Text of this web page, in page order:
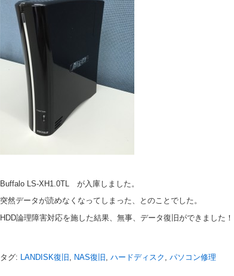
Buffalo LS-XH1.0TL が入庫しました。
突然データが読めなくなってしまった、とのことでした。
HDD論理障害対応を施した結果、無事、データ復旧ができました！
タグ: LANDISK復旧 , NAS復旧 , ハードディスク , パソコン修理